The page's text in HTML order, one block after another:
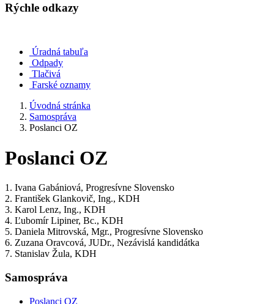
Rýchle odkazy
Úradná tabuľa
Odpady
Tlačivá
Farské oznamy
Úvodná stránka
Samospráva
Poslanci OZ
Poslanci OZ
1. Ivana Gabániová, Progresívne Slovensko
2. František Glankovič, Ing., KDH
3. Karol Lenz, Ing., KDH
4. Ľubomír Lipiner, Bc., KDH
5. Daniela Mitrovská, Mgr., Progresívne Slovensko
6. Zuzana Oravcová, JUDr., Nezávislá kandidátka
7. Stanislav Žula, KDH
Samospráva
Poslanci OZ